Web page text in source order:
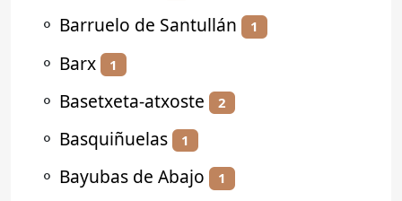
⚬ Barruelo de Santullán 1
⚬ Barx 1
⚬ Basetxeta-atxoste 2
⚬ Basquiñuelas 1
⚬ Bayubas de Abajo 1